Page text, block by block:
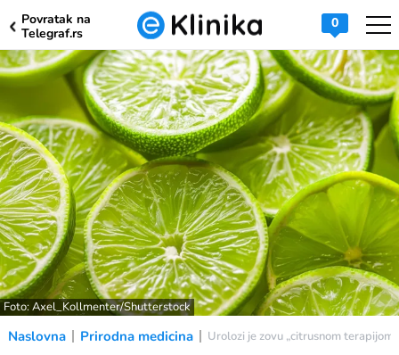
Povratak na
Telegraf.rs
0
Foto: Axel_Kollmenter/Shutterstock
Naslovna Prirodna medicina Urolozi je zovu „citrusnom